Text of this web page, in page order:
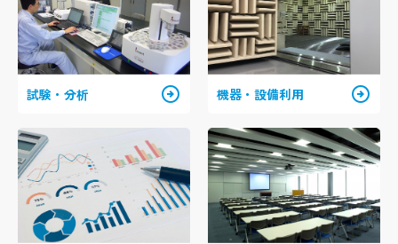
試験・分析 arrow_circle_right 機器・設備利用 arrow_circle_right